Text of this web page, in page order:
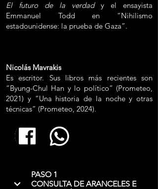
El futuro de la verdad y el ensayista
Emmanuel Todd en “Nihilismo
estadounidense: la prueba de Gaza”.
Nicolás Mavrakis
Es escritor. Sus libros más recientes son
“Byung-Chul Han y lo político” (Prometeo,
2021) y “Una historia de la noche y otras
técnicas” (Prometeo, 2024).
PASO 1
CONSULTA DE ARANCELES E